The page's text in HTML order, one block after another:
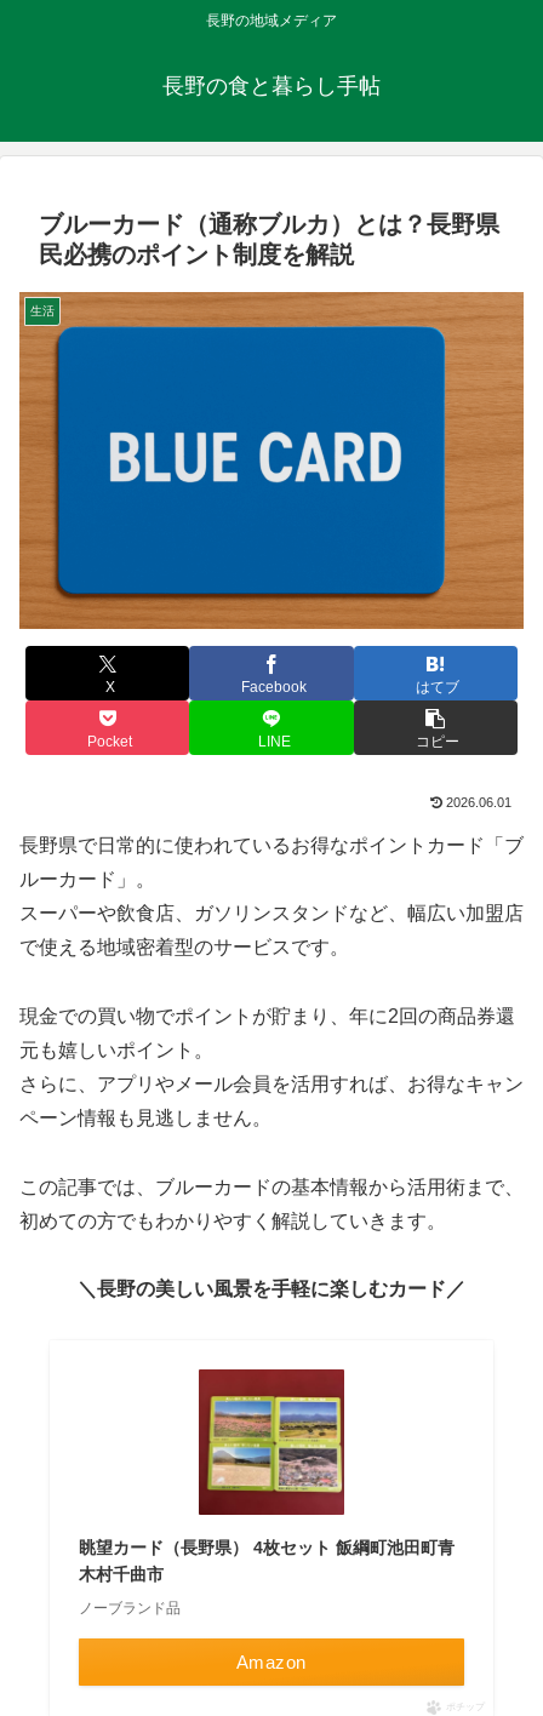
長野の地域メディア
長野の食と暮らし手帖
ブルーカード（通称ブルカ）とは？長野県
民必携のポイント制度を解説
生活
X Facebook はてブ
Pocket LINE コピー
2026.06.01
長野県で日常的に使われているお得なポイントカード「ブ
ルーカード」。
スーパーや飲食店、ガソリンスタンドなど、幅広い加盟店
で使える地域密着型のサービスです。
現金での買い物でポイントが貯まり、年に2回の商品券還
元も嬉しいポイント。
さらに、アプリやメール会員を活用すれば、お得なキャン
ペーン情報も見逃しません。
この記事では、ブルーカードの基本情報から活用術まで、
初めての方でもわかりやすく解説していきます。
＼長野の美しい風景を手軽に楽しむカード／
眺望カード（長野県） 4枚セット 飯綱町池田町青
木村千曲市
ノーブランド品
Amazon
ポチップ